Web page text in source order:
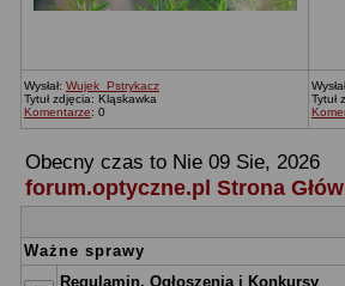
Wysłał: Wujek_Pstrykacz
Tytuł zdjęcia: Kląskawka
Komentarze: 0
Tytuł
Obecny czas to Nie 09 Sie, 2026
forum.optyczne.pl Strona
Ważne sprawy
Regulamin, Ogłoszenia i Konkursy